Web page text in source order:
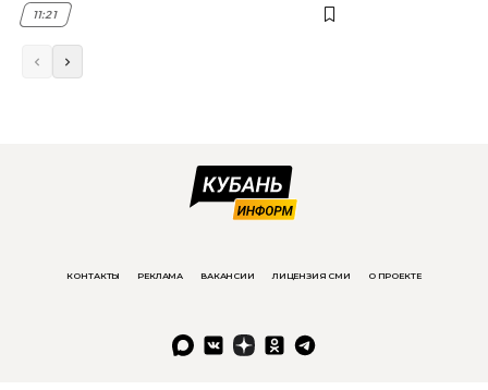
11:21
КОНТАКТЫ РЕКЛАМА ВАКАНСИИ ЛИЦЕНЗИЯ СМИ О ПРОЕКТЕ